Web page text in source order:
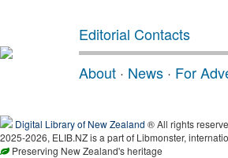
Editorial Contacts
About · News · For
Digital Library of New Zealand ® All rights
2025-2026, ELIB.NZ is a part of Libmonster,
Preserving New Zealand's heritage